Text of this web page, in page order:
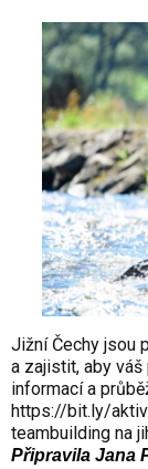
Jižní Čechy jsou
a zajistit, aby
informací a
https://bit.ly/
teambuilding na
Připravila Jana